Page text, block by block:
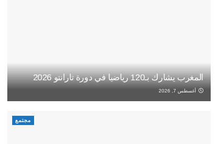
المغرب يشارك بـ120 رياضيا في دورة تارانتو 2026
أغسطس 7, 2026
مجتمع